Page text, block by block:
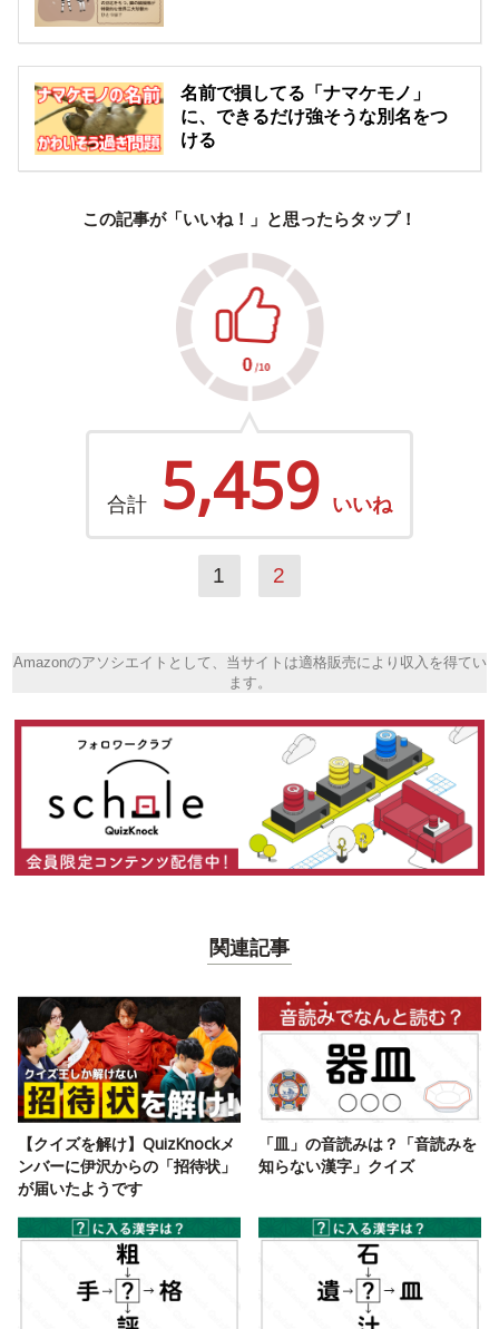
名前で損してる「ナマケモノ」
に、できるだけ強そうな別名をつ
ける
この記事が「いいね！」と思ったらタップ！
合計 5,459 いいね
1 2
Amazonのアソシエイトとして、当サイトは適格販売により収入を得てい
ます。
関連記事
【クイズを解け】QuizKnockメ
ンバーに伊沢からの「招待状」
が届いたようです
「皿」の音読みは？「音読みを
知らない漢字」クイズ